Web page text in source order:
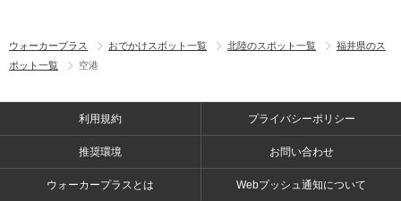
ウォーカープラス おでかけスポット一覧 北陸のスポット一覧
福井県のス
ポット一覧
空港
利用規約 プライバシーポリシー
推奨環境 お問い合わせ
ウォーカープラスとは Webプッシュ通知について